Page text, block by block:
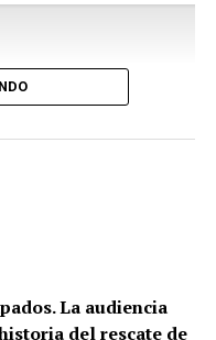
La audiencia
del rescate de